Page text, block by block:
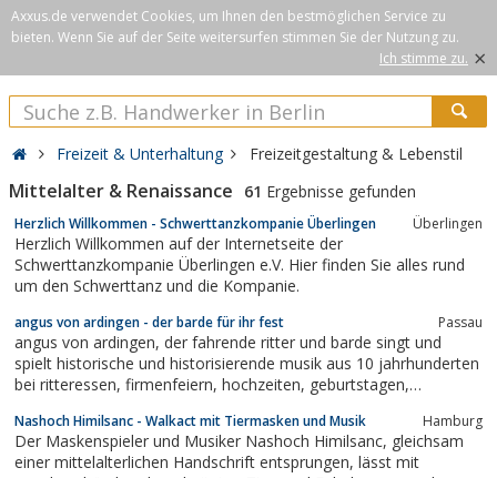
Axxus.de verwendet Cookies, um Ihnen den bestmöglichen Service zu
bieten. Wenn Sie auf der Seite weitersurfen stimmen Sie der Nutzung zu.
Ich stimme zu. ×
Freizeit & Unterhaltung Freizeitgestaltung & Lebenstil
Mittelalter & Renaissance 61 Ergebnisse gefunden
Herzlich Willkommen - Schwerttanzkompanie Überlingen Überlingen
Herzlich Willkommen auf der Internetseite der
Schwerttanzkompanie Überlingen e.V. Hier finden Sie alles rund
um den Schwerttanz und die Kompanie.
angus von ardingen - der barde für ihr fest Passau
angus von ardingen, der fahrende ritter und barde singt und
spielt historische und historisierende musik aus 10 jahrhunderten
bei ritteressen, firmenfeiern, hochzeiten, geburtstagen,
Nashoch Himilsanc - Walkact mit Tiermasken und Musik Hamburg
Der Maskenspieler und Musiker Nashoch Himilsanc, gleichsam
einer mittelalterlichen Handschrift entsprungen, lässt mit